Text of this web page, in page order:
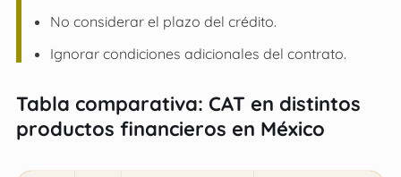
No considerar el plazo del crédito.
Ignorar condiciones adicionales del contrato.
Tabla comparativa: CAT en distintos
productos financieros en México